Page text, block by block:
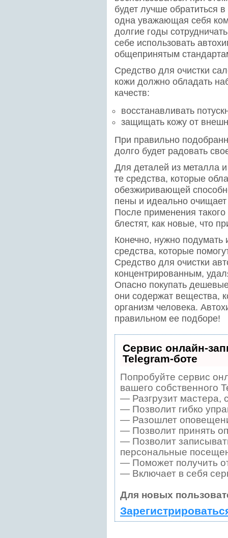
будет лучше обратиться
одна уважающая себя
долгие годы
себе использовать
общепринятым
Средство для очистки
кожи должно обладать
качеств:
восстанавливать
защищать кожу от
При правильно
долго будет радовать
Для деталей из металла
те средства, которые
обезжиривающей
пены и идеально
После применения
блестят, как новые, что
Конечно, нужно подумать
средства, которые
Средство для очистки
концентрированным,
Опасно покупать дешевые
они содержат вещества,
организм человека.
правильном ее подборе!
Сервис онлайн-
Telegram-боте
Попробуйте сервис
вашего собственного
— Разгрузит мастера,
— Позволит гибко
— Разошлет
— Позволит принять
— Позволит
персональные
— Поможет получить
— Включает в себя
Для новых